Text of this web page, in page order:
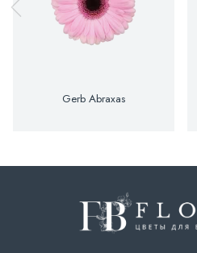
Gerb Abraxas